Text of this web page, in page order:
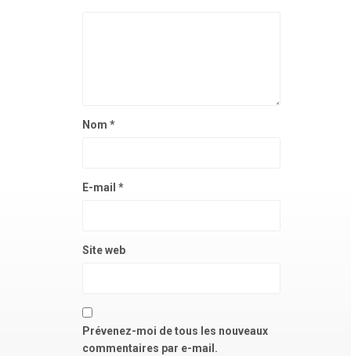
Nom *
E-mail *
Site web
Prévenez-moi de tous les nouveaux
commentaires par e-mail.